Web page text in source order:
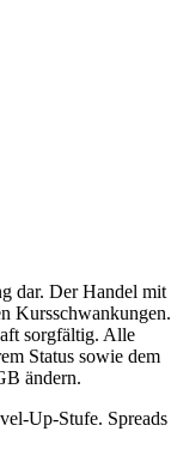
dar. Der Handel mit
Kursschwankungen.
sorgfältig. Alle
Status sowie dem
ändern.
Up-Stufe. Spreads